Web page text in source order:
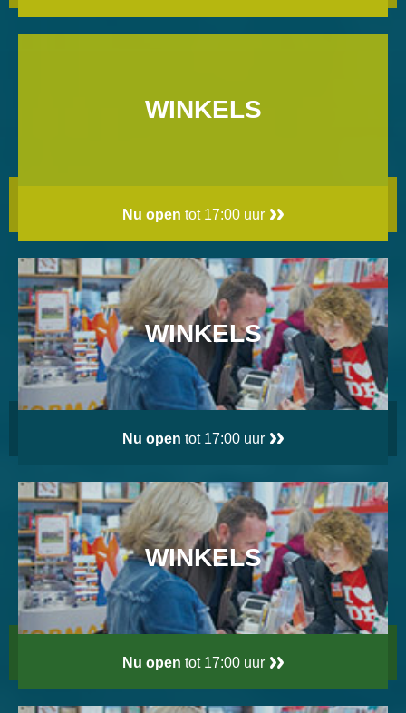
WINKELS
Nu open tot 17:00 uur
WINKELS
Nu open tot 17:00 uur
WINKELS
Nu open tot 17:00 uur